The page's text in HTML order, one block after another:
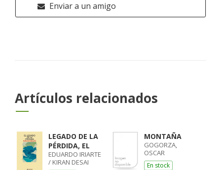
Enviar a un amigo
Artículos relacionados
LEGADO DE LA
PÉRDIDA, EL
EDUARDO IRIARTE
/ KIRAN DESAI
MONTAÑA
GOGORZA,
OSCAR
En stock